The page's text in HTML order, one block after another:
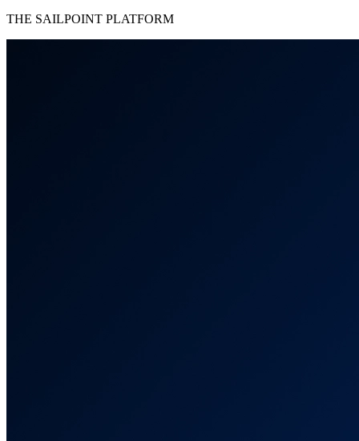
THE SAILPOINT PLATFORM